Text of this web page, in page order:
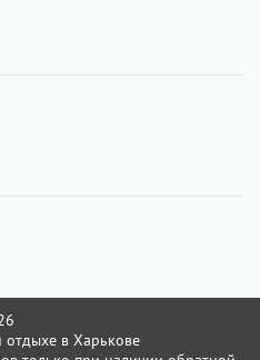
отдыхе в Харькове